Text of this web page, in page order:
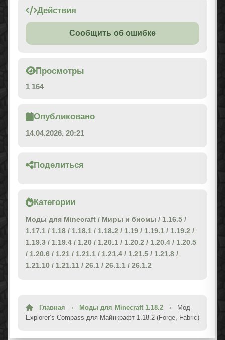
Действия
Сообщить об ошибке
Просмотры
1 164
Опубликовано
14.04.2026, 20:21
Поделиться
Категории
Моды для Minecraft / Миры и биомы / 1.16.5 /
1.17.1 / 1.18 / 1.18.1 / 1.18.2 / 1.19 / 1.19.1 / 1.19.2 /
1.19.3 / 1.19.4 / 1.20 / 1.20.1 / 1.20.2 / 1.20.4 / 1.20.5
/ 1.20.6 / 1.21 / 1.21.1 / 1.21.4 / 1.21.5 / 1.21.8 /
1.21.10 / 1.21.11 / 26.1 / 26.1.1 / 26.1.2
Главная › Моды для Minecraft 1.18.2 ›
Мод
Explorer’s Compass для Майнкрафт 1.18.2 (Forge, Fabric)